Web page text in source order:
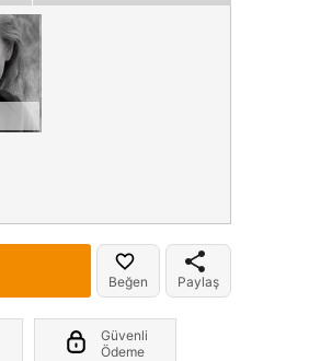
Beğen Paylaş
Güvenli
Ödeme